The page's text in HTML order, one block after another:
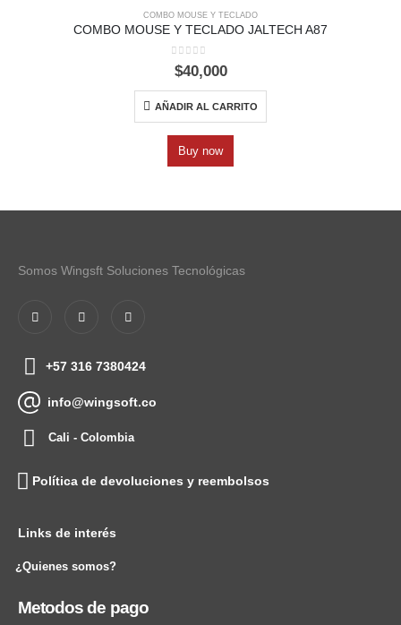
COMBO MOUSE Y TECLADO
COMBO MOUSE Y TECLADO JALTECH A87
0out of 5
$40,000
AÑADIR AL CARRITO
Buy now
Somos Wingsft Soluciones Tecnológicas
+57 316 7380424
info@wingsoft.co
Cali - Colombia
Política de devoluciones y reembolsos
Links de interés
¿Quienes somos?
Metodos de pago